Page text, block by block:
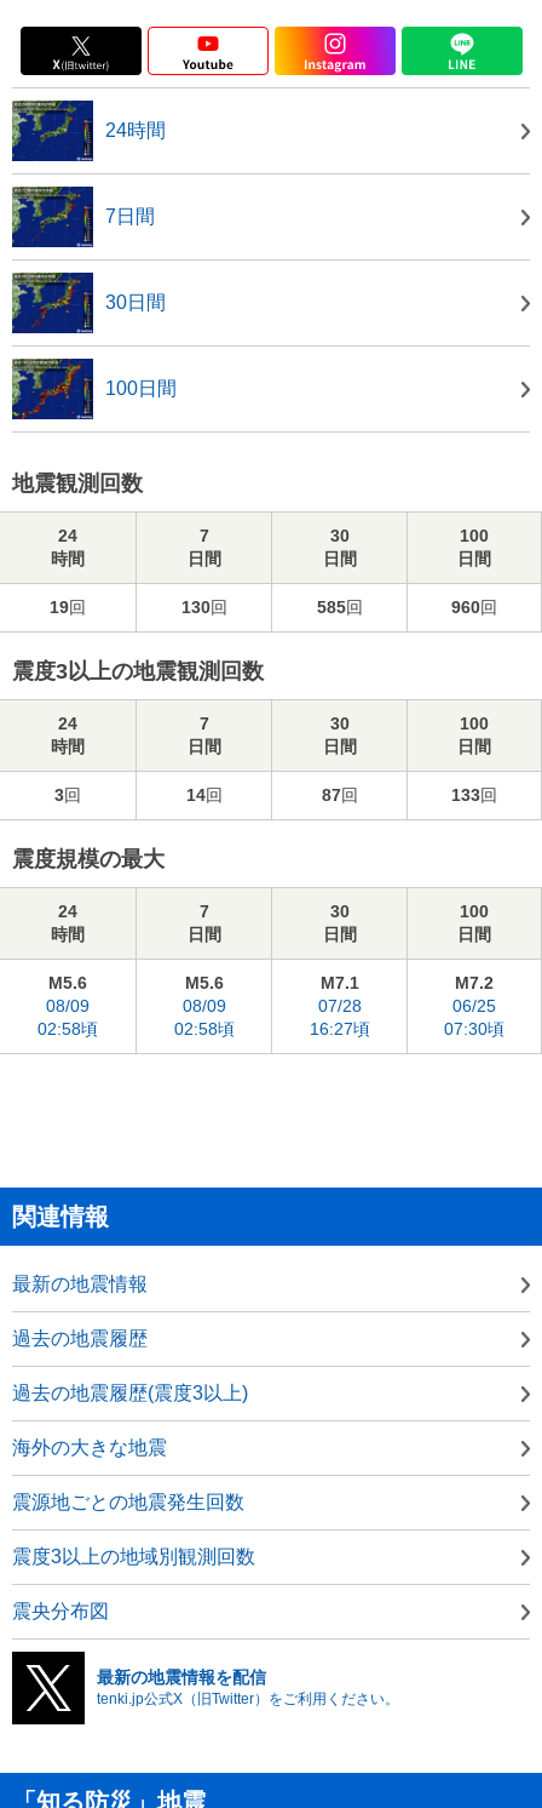
24時間
7日間
30日間
100日間
地震観測回数
24
時間
7
日間
30
日間
100
日間
19回 130回 585回 960回
震度3以上の地震観測回数
24
時間
7
日間
30
日間
100
日間
3回 14回 87回 133回
震度規模の最大
24
時間
7
日間
30
日間
100
日間
M5.6
08/09
02:58頃
M5.6
08/09
02:58頃
M7.1
07/28
16:27頃
M7.2
06/25
07:30頃
関連情報
最新の地震情報
過去の地震履歴
過去の地震履歴(震度3以上)
海外の大きな地震
震源地ごとの地震発生回数
震度3以上の地域別観測回数
震央分布図
最新の地震情報を配信
tenki.jp公式X（旧Twitter）をご利用ください。
「知る防災」地震